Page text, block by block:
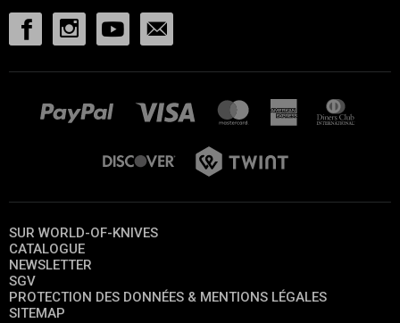
SUR WORLD-OF-KNIVES
CATALOGUE
NEWSLETTER
SGV
PROTECTION DES DONNÉES & MENTIONS LÉGALES
SITEMAP